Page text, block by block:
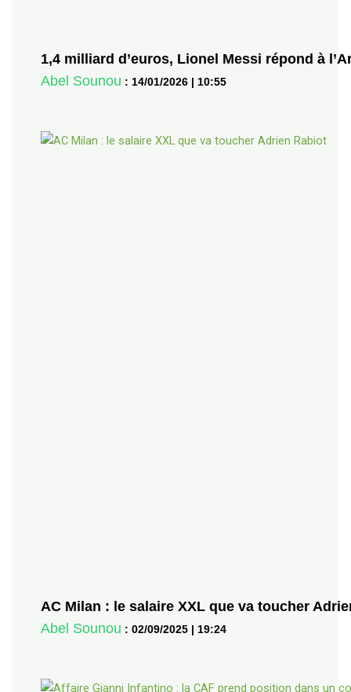
1,4 milliard d’euros, Lionel Messi répond à
Abel Sounou : 14/01/2026 | 10:55
AC Milan : le salaire XXL que va toucher
Abel Sounou :02/09/2025 | 19:24